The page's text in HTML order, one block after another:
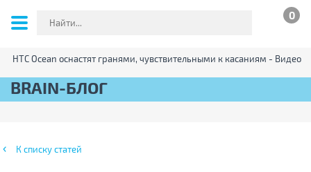
0
HTC Ocean оснастят гранями, чувствительными к касаниям - Видео
BRAIN-БЛОГ
К списку статей